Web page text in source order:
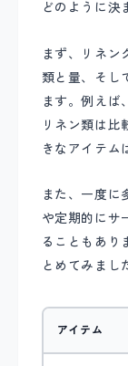
どのように決
まず、リネン
類と量、そし
ます。例えば
リネン類は
きなアイテム
また、一度に
や定期的にサ
ることもあり
とめてみまし
アイテム